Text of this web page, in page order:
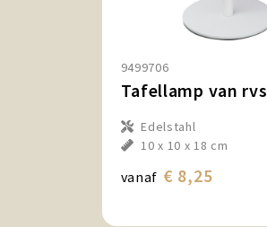
9499706
Tafellamp van rvs
Edelstahl
10 x 10 x 18 cm
vanaf € 8,25